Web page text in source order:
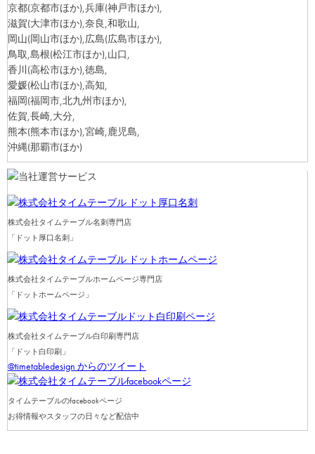
京都(京都市ほか),兵庫(神戸市ほか),
滋賀(大津市ほか),奈良,和歌山,
岡山(岡山市ほか),広島(広島市ほか),
鳥取,島根(松江市ほか),山口,
香川(高松市ほか),徳島,
愛媛(松山市ほか),高知,
福岡(福岡市,北九州市ほか),
佐賀,長崎,大分,
熊本(熊本市ほか),宮崎,鹿児島,
沖縄(那覇市ほか)
株式会社タイムテーブル名刺専門店
「ドット厚口名刺」
株式会社タイムテーブルホームページ専門店
「ドットホームページ」
株式会社タイムテーブル白印刷専門店
「ドット白印刷」
@timetabledesign からのツイート
タイムテーブルのfacebookページ
お得情報やスタッフの日々など配信中